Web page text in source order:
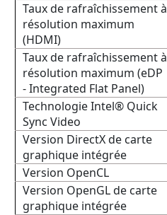
Taux de rafraîchissement à
résolution maximum
(HDMI)
Taux de rafraîchissement à
résolution maximum (eDP
- Integrated Flat Panel)
Technologie Intel® Quick
Sync Video
Version DirectX de carte
graphique intégrée
Version OpenCL
Version OpenGL de carte
graphique intégrée